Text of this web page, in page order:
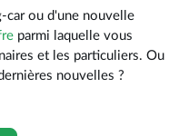
car ou d'une nouvelle
parmi laquelle vous
et les particuliers. Ou
nouvelles ?